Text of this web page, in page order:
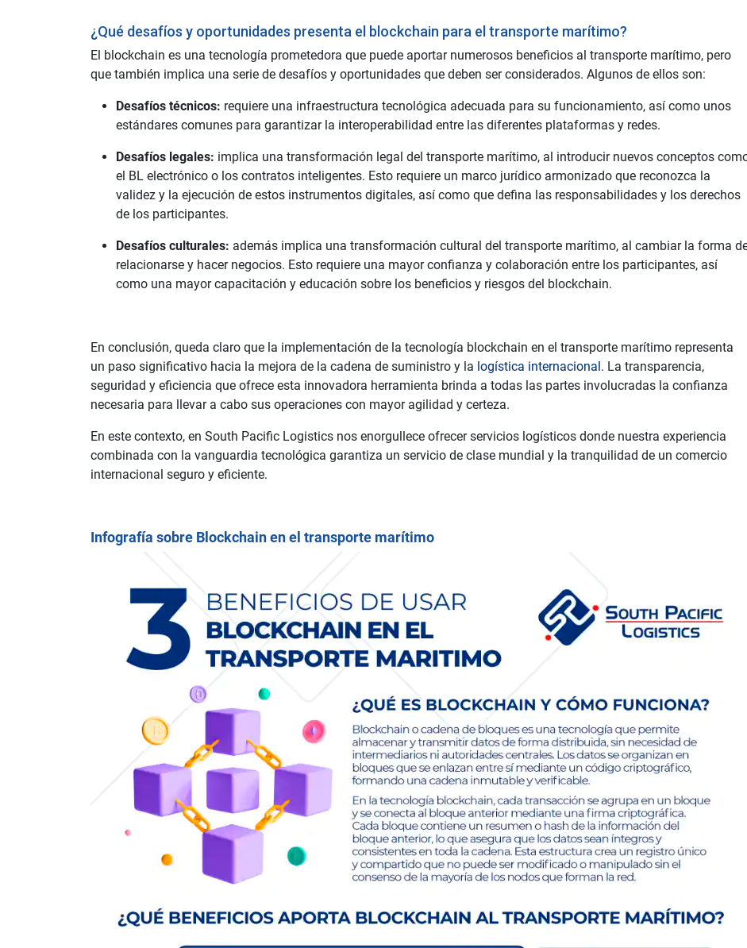
¿Qué desafíos y oportunidades presenta el blockchain para el transporte marítimo?
El blockchain es una tecnología prometedora que puede aportar numerosos beneficios al transporte marítimo, pero
que también implica una serie de desafíos y oportunidades que deben ser considerados. Algunos de ellos son:
Desafíos técnicos: requiere una infraestructura tecnológica adecuada para su funcionamiento, así como unos
estándares comunes para garantizar la interoperabilidad entre las diferentes plataformas y redes.
Desafíos legales: implica una transformación legal del transporte marítimo, al introducir nuevos conceptos
el BL electrónico o los contratos inteligentes. Esto requiere un marco jurídico armonizado que reconozca la
validez y la ejecución de estos instrumentos digitales, así como que defina las responsabilidades y los derechos
de los participantes.
Desafíos culturales: además implica una transformación cultural del transporte marítimo, al cambiar la forma
relacionarse y hacer negocios. Esto requiere una mayor confianza y colaboración entre los participantes, así
como una mayor capacitación y educación sobre los beneficios y riesgos del blockchain.
En conclusión, queda claro que la implementación de la tecnología blockchain en el transporte marítimo representa
un paso significativo hacia la mejora de la cadena de suministro y la logística internacional . La transparencia,
seguridad y eficiencia que ofrece esta innovadora herramienta brinda a todas las partes involucradas la confianza
necesaria para llevar a cabo sus operaciones con mayor agilidad y certeza.
En este contexto, en South Pacific Logistics nos enorgullece ofrecer servicios logísticos donde nuestra experiencia
combinada con la vanguardia tecnológica garantiza un servicio de clase mundial y la tranquilidad de un comercio
internacional seguro y eficiente.
Infografía sobre Blockchain en el transporte marítimo